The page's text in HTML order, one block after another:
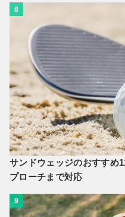
8
サンドウェッジのおすすめ
プローチまで対応
9